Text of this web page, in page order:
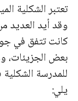
تعتبر الشكلية
وقد أيد العديد
كانت تتفق في
بعض الجزيئات،
للمدرسة
يلي: